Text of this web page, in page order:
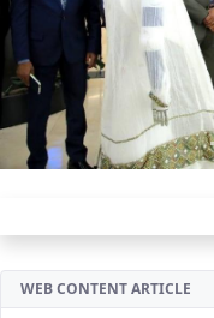
WEB CONTENT ARTICLE